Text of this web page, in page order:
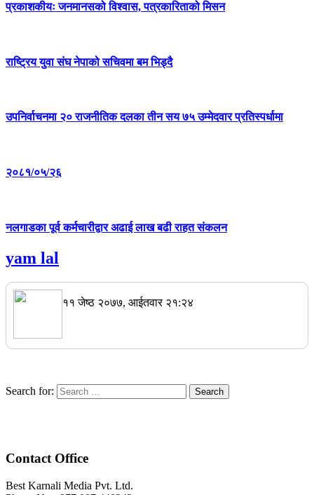
प्रकाशकीयः जनमानसको विश्वास, पत्रकारिताको मिसन
राष्ट्रिय युवा संघ नेपाको सचिवमा बम भिड्दै
उपनिर्वाचनमा २० राजनीतिक दलका तीन सय ७५ उम्मेदवार प्रतिस्पर्धामा
२०८१/०५/२६
नलगाडका पूर्व कर्मचारीद्वार अढाई लाख बढी राहत संकलन
yam lal
११ जेष्ठ २०७७, आईतवार २१:२४
Search for:
Contact Office
Best Karnali Media Pvt. Ltd.